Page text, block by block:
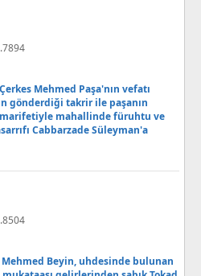
Mehmed Paşa'nın vefatı
gönderdiği takrir ile paşanın
marifetiyle mahallinde füruhtu ve
Cabbarzade Süleyman'a
Mehmed Beyin, uhdesinde bulunan